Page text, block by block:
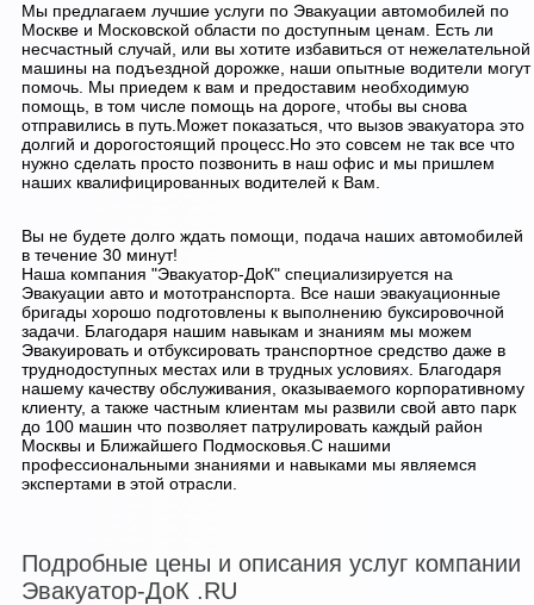
Мы предлагаем лучшие услуги по Эвакуации автомобилей по
Москве и Московской области по доступным ценам. Есть ли
несчастный случай, или вы хотите избавиться от нежелательной
машины на подъездной дорожке, наши опытные водители могут
помочь. Мы приедем к вам и предоставим необходимую
помощь, в том числе помощь на дороге, чтобы вы снова
отправились в путь.Может показаться, что вызов эвакуатора это
долгий и дорогостоящий процесс.Но это совсем не так все что
нужно сделать просто позвонить в наш офис и мы пришлем
наших квалифицированных водителей к Вам.
Вы не будете долго ждать помощи, подача наших автомобилей
в течение 30 минут!
Наша компания "Эвакуатор-ДоК" специализируется на
Эвакуации авто и мототранспорта. Все наши эвакуационные
бригады хорошо подготовлены к выполнению буксировочной
задачи. Благодаря нашим навыкам и знаниям мы можем
Эвакуировать и отбуксировать транспортное средство даже в
труднодоступных местах или в трудных условиях. Благодаря
нашему качеству обслуживания, оказываемого корпоративному
клиенту, а также частным клиентам мы развили свой авто парк
до 100 машин что позволяет патрулировать каждый район
Москвы и Ближайшего Подмосковья.С нашими
профессиональными знаниями и навыками мы являемся
экспертами в этой отрасли.
Подробные цены и описания услуг компании
Эвакуатор-ДоК .RU